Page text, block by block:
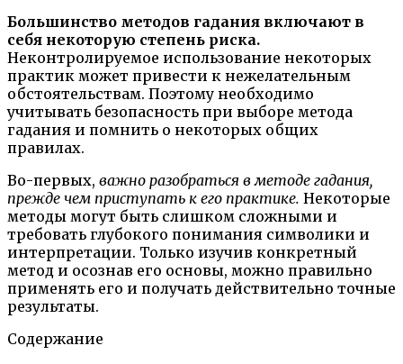
Большинство методов гадания включают в
себя некоторую степень риска.
Неконтролируемое использование некоторых
практик может привести к нежелательным
обстоятельствам. Поэтому необходимо
учитывать безопасность при выборе метода
гадания и помнить о некоторых общих
правилах.
Во-первых, важно разобраться в методе гадания,
прежде чем приступать к его практике. Некоторые
методы могут быть слишком сложными и
требовать глубокого понимания символики и
интерпретации. Только изучив конкретный
метод и осознав его основы, можно правильно
применять его и получать действительно точные
результаты.
Содержание